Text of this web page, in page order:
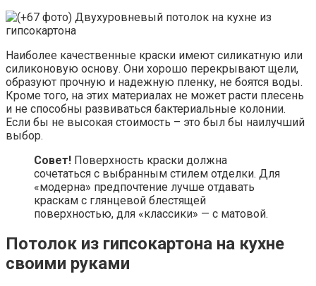
Наиболее качественные краски имеют силикатную или
силиконовую основу. Они хорошо перекрывают щели,
образуют прочную и надежную пленку, не боятся воды.
Кроме того, на этих материалах не может расти плесень
и не способны развиваться бактериальные колонии.
Если бы не высокая стоимость – это был бы наилучший
выбор.
Совет! Поверхность краски должна
сочетаться с выбранным стилем отделки. Для
«модерна» предпочтение лучше отдавать
краскам с глянцевой блестящей
поверхностью, для «классики» — с матовой.
Потолок из гипсокартона на кухне
своими руками